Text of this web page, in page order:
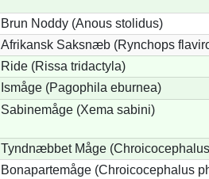
Brun Noddy (Anous stolidus)
Afrikansk Saksnæb (Rynchops
Ride (Rissa tridactyla)
Ismåge (Pagophila eburnea)
Sabinemåge (Xema sabini)
Tyndnæbbet Måge
Bonapartemåge (Chroicocephalus